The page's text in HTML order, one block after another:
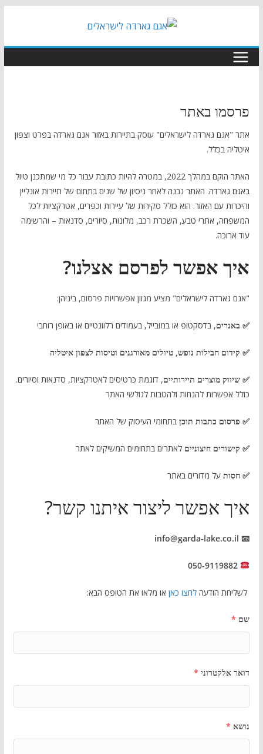
content
פרסמו באתר
אתר "אגם גארדה לישראלים" עוסק בתיירות באזור אגם גארדה בפרט וצפון
איטליה בכלל.
האתר הוקם במהלך 2022, במטרה להיות כתובת עבור כל מי שמתכנן טיול
באגם גארדה. האתר נבנה לאחר ניסיון של שנים בתחום של תיירות אונליין
והיכרות עם האזור. הוא כולל סקירות של עיירות וכפרים, אטרקציות לכל
המשפחה, אתרי טבע, השכרת רכב, מלונות, סיורים, סדנאות – והרשימה
עוד ארוכה.
איך אפשר לפרסם אצלנו?
"אגם גארדה לישראלים" מציע מגוון אפשרויות פרסום, ביניהן:
✅ באנרים, בדסקטופ או במובייל, בעמודים רלוונטיים או באופן רוחבי
✅ קידום חבילות נופש, טיולים מאורגנים וטיסות לצפון איטליה
✅ שיווק מוצרים תיירותיים, דוגמת כרטיסים לאטרקציות, סדנאות וסיורים.
כולל אפשרות להנחות ולהטבות לגולשי האתר
✅ פרסום כתבות תוכןבתחומי העיסוק של האתר
✅ קישורים חיצוניים לאתרים בתחומים המשיקים לאתר
✅ חסות על מדורים באתר
איך אפשר ליצור איתנו קשר?
📧 info@garda-lake.co.il
לשליחת הודעה לחצו כאןאו מלאו את הטופס הבא:
שם *
דואר אלקטרוני *
נושא *